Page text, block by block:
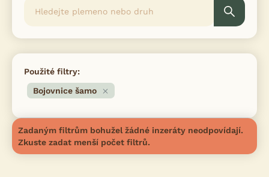
Použité filtry:
Bojovnice šamo
Zadaným filtrům bohužel žádné inzeráty neodpovídají.
Zkuste zadat menší počet filtrů.